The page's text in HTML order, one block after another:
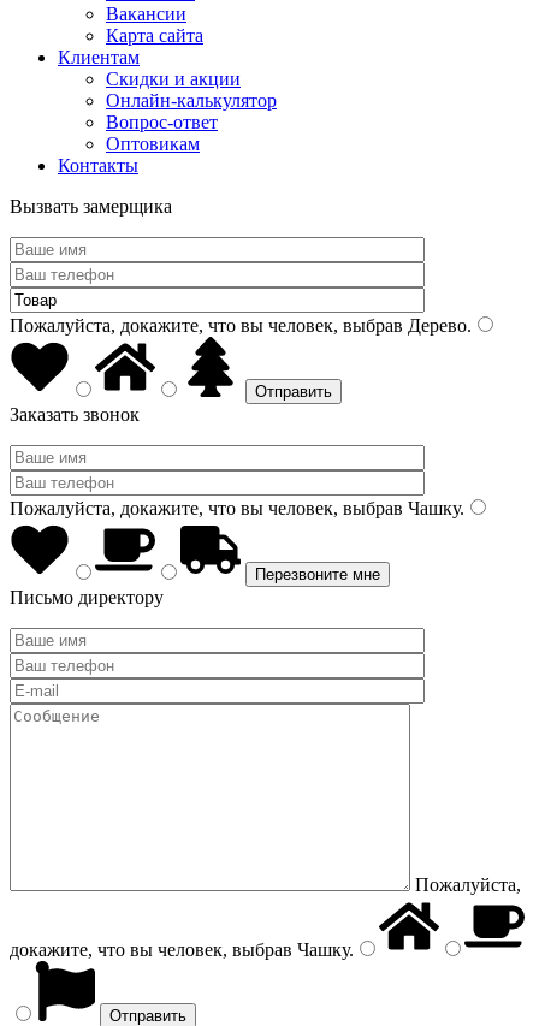
Вакансии
Карта сайта
Клиентам
Скидки и акции
Онлайн-калькулятор
Вопрос-ответ
Оптовикам
Контакты
Вызвать замерщика
Пожалуйста, докажите, что вы человек, выбрав Дерево.
Заказать звонок
Пожалуйста, докажите, что вы человек, выбрав Чашку.
Письмо директору
Пожалуйста,
докажите, что вы человек, выбрав Чашку.